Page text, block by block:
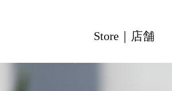
Store｜店舗